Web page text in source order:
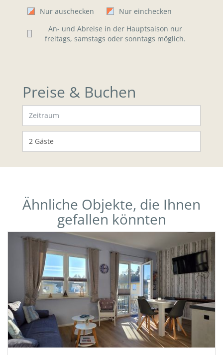
Nur auschecken
Nur einchecken
An- und Abreise in der Hauptsaison nur
freitags, samstags oder sonntags möglich.
Preise & Buchen
Ähnliche Objekte, die Ihnen
gefallen könnten